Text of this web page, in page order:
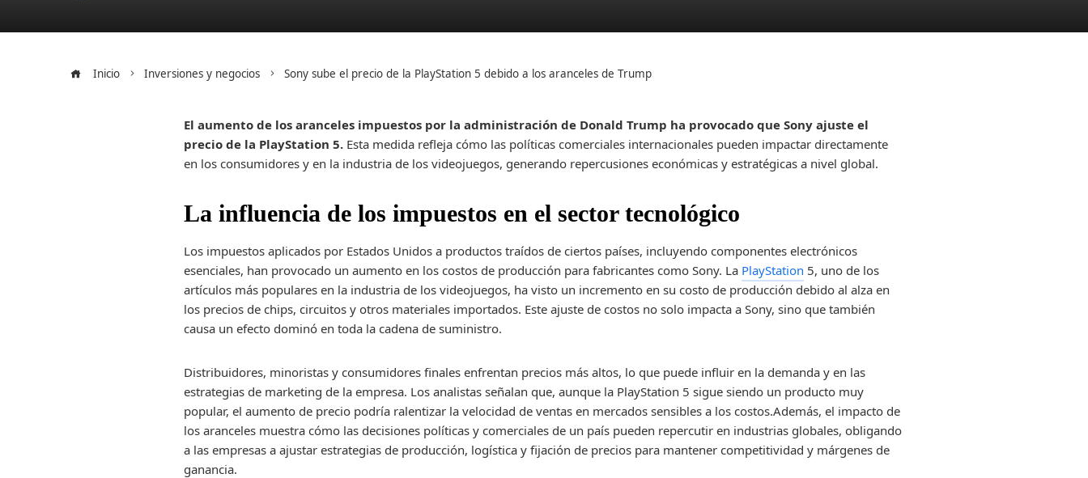
Inicio Inversiones y negocios Sony sube el precio de la PlayStation 5 debido a los aranceles de Trump
El aumento de los aranceles impuestos por la administración de Donald Trump ha provocado que Sony ajuste el
precio de la PlayStation 5. Esta medida refleja cómo las políticas comerciales internacionales pueden impactar directamente
en los consumidores y en la industria de los videojuegos, generando repercusiones económicas y estratégicas a nivel global.
La influencia de los impuestos en el sector tecnológico
Los impuestos aplicados por Estados Unidos a productos traídos de ciertos países, incluyendo componentes electrónicos
esenciales, han provocado un aumento en los costos de producción para fabricantes como Sony. La PlayStation 5, uno de los
artículos más populares en la industria de los videojuegos, ha visto un incremento en su costo de producción debido al alza en
los precios de chips, circuitos y otros materiales importados. Este ajuste de costos no solo impacta a Sony, sino que también
causa un efecto dominó en toda la cadena de suministro.
Distribuidores, minoristas y consumidores finales enfrentan precios más altos, lo que puede influir en la demanda y en las
estrategias de marketing de la empresa. Los analistas señalan que, aunque la PlayStation 5 sigue siendo un producto muy
popular, el aumento de precio podría ralentizar la velocidad de ventas en mercados sensibles a los costos.Además, el impacto de
los aranceles muestra cómo las decisiones políticas y comerciales de un país pueden repercutir en industrias globales, obligando
a las empresas a ajustar estrategias de producción, logística y fijación de precios para mantener competitividad y márgenes de
ganancia.